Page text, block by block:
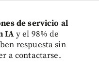
de servicio al
IAy el 98% de
respuesta sin
a contactarse.